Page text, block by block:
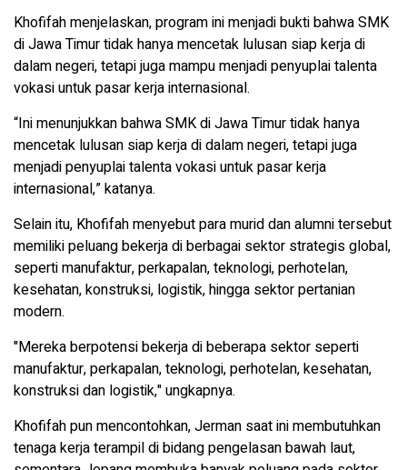
Khofifah menjelaskan, program ini menjadi bukti bahwa SMK
di Jawa Timur tidak hanya mencetak lulusan siap kerja di
dalam negeri, tetapi juga mampu menjadi penyuplai talenta
vokasi untuk pasar kerja internasional.
“Ini menunjukkan bahwa SMK di Jawa Timur tidak hanya
mencetak lulusan siap kerja di dalam negeri, tetapi juga
menjadi penyuplai talenta vokasi untuk pasar kerja
internasional,” katanya.
Selain itu, Khofifah menyebut para murid dan alumni tersebut
memiliki peluang bekerja di berbagai sektor strategis global,
seperti manufaktur, perkapalan, teknologi, perhotelan,
kesehatan, konstruksi, logistik, hingga sektor pertanian
modern.
"Mereka berpotensi bekerja di beberapa sektor seperti
manufaktur, perkapalan, teknologi, perhotelan, kesehatan,
konstruksi dan logistik," ungkapnya.
Khofifah pun mencontohkan, Jerman saat ini membutuhkan
tenaga kerja terampil di bidang pengelasan bawah laut,